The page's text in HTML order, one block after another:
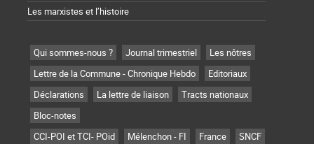
Les marxistes et l’histoire
Qui sommes-nous ? Journal trimestriel
Les nôtres
Lettre de la Commune - Chronique Hebdo
Editoriaux
Déclarations
La lettre de liaison
Tracts nationaux
Bloc-notes
CCI-POI et TCI- POid
Mélenchon - FI France
SNCF